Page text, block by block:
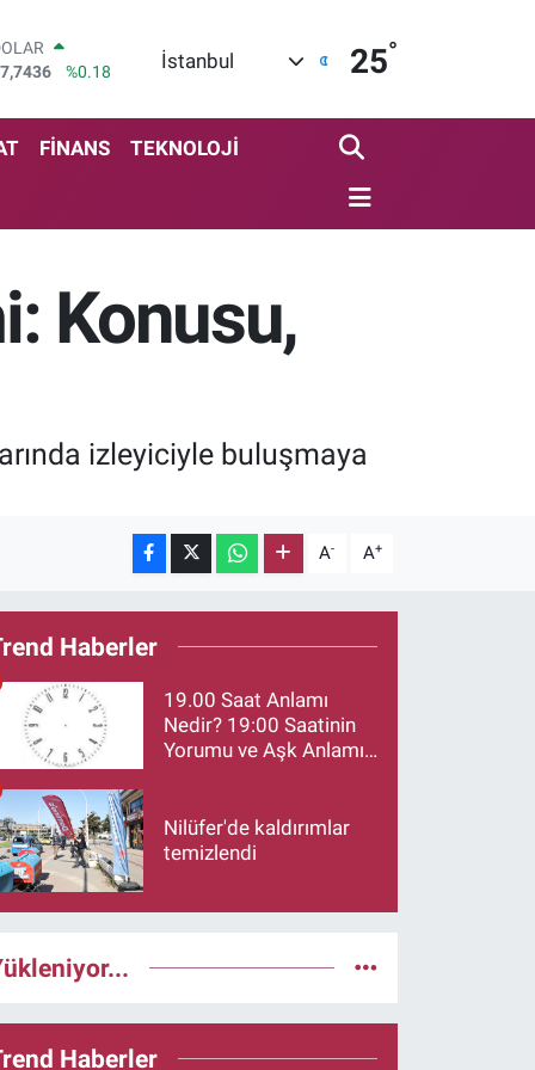
%0.18
%0.32
BITCOIN
%0.87
İstanbul 25°
FİNANS TEKNOLOJİ
Konusu,
izleyiciyle buluşmaya
A- A+
Haberler
19.00 Saat Anlamı
Nedir? 19:00 Saatinin
Yorumu ve Aşk Anlamı
Nilüfer'de kaldırımlar
temizlendi
Haberler